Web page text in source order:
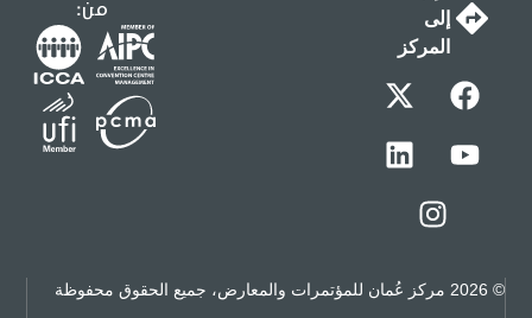
إلى
المركز
من:
© 2026 مركز عُمان للمؤتمرات والمعارض، جميع الحقوق محفوظة